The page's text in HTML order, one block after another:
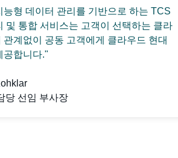
능형 데이터 관리를 기반으로 하는 TCS
및 통합 서비스는 고객이 선택하는 클라
관계없이 공동 고객에게 클라우드 현대
공합니다."
당 선임 부사장